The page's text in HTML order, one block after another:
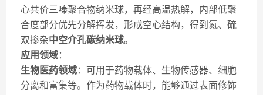
心共价三嗪聚合物纳米球，再经高温热解，内部低聚
合度部分优先分解挥发，形成空心结构，得到氮、硫
双掺杂中空介孔碳纳米球。
应用领域：
生物医药领域：可用于药物载体、生物传感器、细胞
分离和富集等。作为药物载体时，能够通过表面修饰